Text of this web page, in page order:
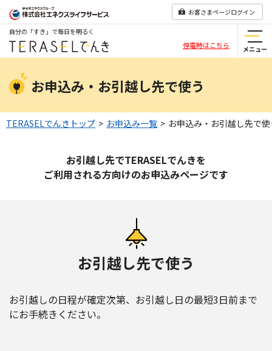
お客さまページログイン
自分の「すき」で毎日を明るく
停電時はこちら メニュー
お申込み・お引越し先で使う
TERASELでんきトップ > お申込み一覧 > お申込み・お引越し先で
お引越し先でTERASELでんきを
ご利用される方向けのお申込みページです
お引越し先で使う
お引越しの⽇程が確定次第、お引越し日の最短3日前まで
にお手続きください。